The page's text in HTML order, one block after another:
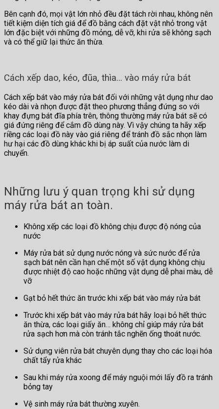
Bên cạnh đó, mọi vật lớn nhỏ đều đặt tách rời nhau, không nên
tiết kiệm diện tích giá để đồ bằng cách đặt vật nhỏ trong vật
lớn đặc biệt với những đồ mỏng, dễ vỡ, khi rửa sẽ không sạch
và có thể giữ lại thức ăn thừa.
Cách xếp dao, kéo, đũa, thìa… vào máy rửa bát
Cách xếp bát vào máy rửa bát đối với những vật dụng như dao
kéo dài và nhọn được đặt theo phương thẳng đứng so với
khay đựng bát đĩa phía trên, thông thường máy rửa bát sẽ có
giá đứng riêng để cắm đồ dùng này. Vì vậy chúng ta hãy xếp
riềng các loại đồ này vào giá riêng để tránh đồ sắc nhọn làm
hư hại các đồ dùng khác khi bị áp suất của nước làm di
chuyển.
Những lưu ý quan trọng khi sử dụng
máy rửa bát an toàn.
Không xếp các loại đồ không chịu được độ nóng của
nước
Máy rửa bát sử dụng nước nóng và sức nước để rửa
sạch bát nên cần hạn chế một số vật dụng không chịu
được nhiệt độ cao hoặc những vật dụng dễ phai màu, dễ
vỡ
Gạt bỏ hết thức ăn trước khi xếp bát vào máy rửa bát
Trước khi xếp bát vào máy rửa bát hãy loại bỏ hết thức
ăn thừa, các loại giấy ăn… không chỉ giúp máy rửa bát
rửa sạch hơn mà còn tránh tắc nghẽn ống thoát nước.
Sử dụng viên rửa bát chuyên dụng thay cho các loại hóa
chất tẩy rửa khác
Sau khi máy rửa xoong để máy nguội mới lấy đồ ra tránh
bỏng tay
Vệ sinh máy rửa bát thường xuyên.